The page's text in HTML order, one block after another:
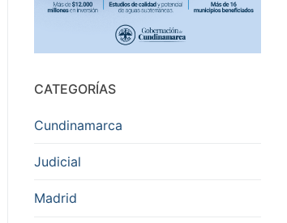
CATEGORÍAS
Cundinamarca
Judicial
Madrid